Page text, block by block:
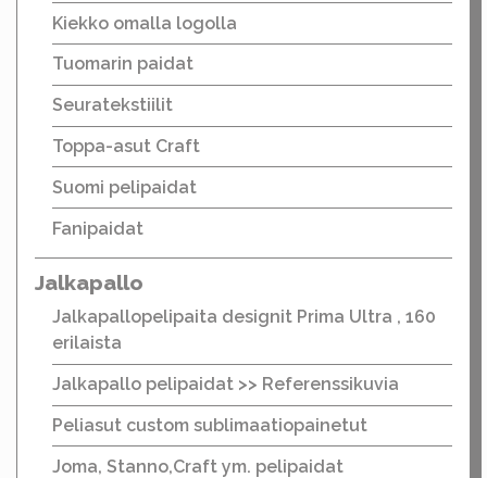
Kiekko omalla logolla
Tuomarin paidat
Seuratekstiilit
Toppa-asut Craft
Suomi pelipaidat
Fanipaidat
Jalkapallo
Jalkapallopelipaita designit Prima Ultra , 160
erilaista
Jalkapallo pelipaidat >> Referenssikuvia
Peliasut custom sublimaatiopainetut
Joma, Stanno,Craft ym. pelipaidat